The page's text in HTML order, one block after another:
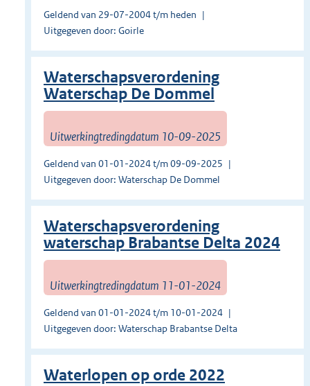
Geldend van 29-07-2004 t/m heden
Uitgegeven door: Goirle
Waterschapsverordening
Waterschap De Dommel
Uitwerkingtredingdatum 10-09-2025
Geldend van 01-01-2024 t/m 09-09-2025
Uitgegeven door: Waterschap De Dommel
Waterschapsverordening
waterschap Brabantse Delta 2024
Uitwerkingtredingdatum 11-01-2024
Geldend van 01-01-2024 t/m 10-01-2024
Uitgegeven door: Waterschap Brabantse Delta
Waterlopen op orde 2022